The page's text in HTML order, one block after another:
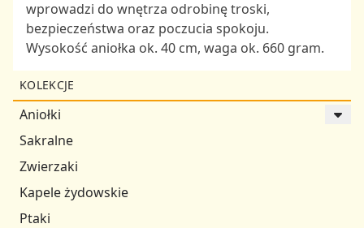
KOLEKCJE
Aniołki
Sakralne
Zwierzaki
Kapele żydowskie
Ptaki
wprowadzi do wnętrza odrobinę troski,
bezpieczeństwa oraz poczucia spokoju.
Wysokość aniołka ok. 40 cm, waga ok. 660 gram.